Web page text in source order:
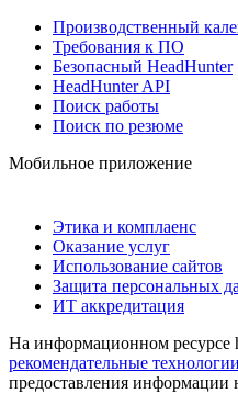
Производственный
Требования к ПО
Безопасный HeadHunter
HeadHunter API
Поиск работы
Поиск по резюме
Мобильное приложение
Этика и комплаенс
Оказание услуг
Использование сайтов
Защита персональных
ИТ аккредитация
На информационном ресурсе
рекомендательные технологии
предоставления информации